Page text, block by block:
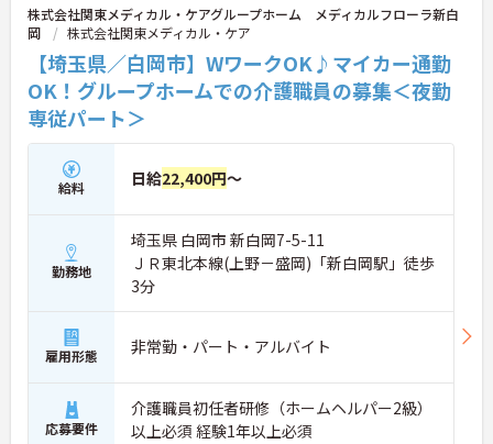
株式会社関東メディカル・ケアグループホーム メディカルフローラ新白
岡
株式会社関東メディカル・ケア
【埼玉県／白岡市】WワークOK♪マイカー通勤
OK！グループホームでの介護職員の募集＜夜勤
専従パート＞
給料 日給22,400円～
勤務地
埼玉県 白岡市 新白岡7-5-11
ＪＲ東北本線(上野－盛岡)「新白岡駅」徒歩
3分
雇用形態 非常勤・パート・アルバイト
応募要件
介護職員初任者研修（ホームヘルパー2級）
以上必須 経験1年以上必須